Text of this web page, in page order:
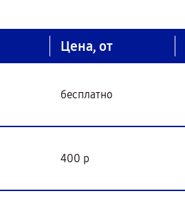
Цена, от
бесплатно
400 р